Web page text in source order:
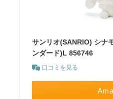
サンリオ(SANRIO) シナ
ンダード)L 856746
口コミを見る